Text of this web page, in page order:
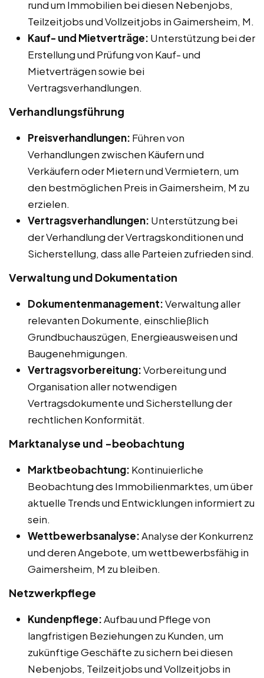
rund um Immobilien bei diesen Nebenjobs,
Teilzeitjobs und Vollzeitjobs in Gaimersheim, M.
Kauf- und Mietverträge: Unterstützung bei der
Erstellung und Prüfung von Kauf- und
Mietverträgen sowie bei
Vertragsverhandlungen.
Verhandlungsführung
Preisverhandlungen: Führen von
Verhandlungen zwischen Käufern und
Verkäufern oder Mietern und Vermietern, um
den bestmöglichen Preis in Gaimersheim, M zu
erzielen.
Vertragsverhandlungen: Unterstützung bei
der Verhandlung der Vertragskonditionen und
Sicherstellung, dass alle Parteien zufrieden sind.
Verwaltung und Dokumentation
Dokumentenmanagement:Verwaltung aller
relevanten Dokumente, einschließlich
Grundbuchauszügen, Energieausweisen und
Baugenehmigungen.
Vertragsvorbereitung:Vorbereitung und
Organisation aller notwendigen
Vertragsdokumente und Sicherstellung der
rechtlichen Konformität.
Marktanalyse und -beobachtung
Marktbeobachtung: Kontinuierliche
Beobachtung des Immobilienmarktes, um über
aktuelle Trends und Entwicklungen informiert zu
sein.
Wettbewerbsanalyse:Analyse der Konkurrenz
und deren Angebote, um wettbewerbsfähig in
Gaimersheim, M zu bleiben.
Netzwerkpflege
Kundenpflege:Aufbau und Pflege von
langfristigen Beziehungen zu Kunden, um
zukünftige Geschäfte zu sichern bei diesen
Nebenjobs, Teilzeitjobs und Vollzeitjobs in